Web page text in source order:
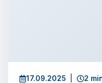
17.09.2025 2